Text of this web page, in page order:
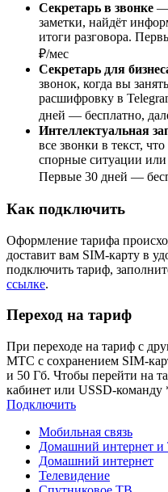
Секретарь в звонке —
заметки, найдёт
итоги разговора.
₽/мес
Секретарь для
звонок, когда вы
расшифровку в
дней — бесплатно,
Интеллектуальная
все звонки в текст,
спорные ситуации
Первые 30 дней —
Как подключить
Оформление тарифа
доставит вам SIM-карту в
подключить тариф,
ссылке.
Переход на тариф
При переходе на тариф с
МТС с сохранением SIM-
и 50 Гб. Чтобы перейти на
кабинет или USSD-команду
Подключить
Мобильная связь
Домашний интернет
Домашний интернет
Телевидение